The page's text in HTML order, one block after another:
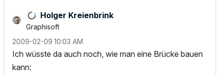
Holger Kreienbrink
Graphisoft
‎2009-02-09 10:03 AM
Ich wüsste da auch noch, wie man eine Brücke bauen
kann: